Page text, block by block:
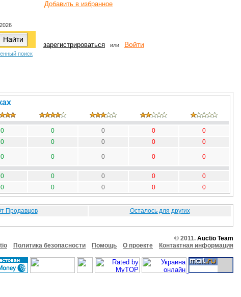
поиск
Добавить в избранное
зарегистрироваться или Войти
0 0 0 0
0
0 0 0 0
0
0 0 0 0 0
0 0 0 0
0
0 0 0 0 0
Продавцов Осталось для других
© 2011. Auctio Team
Политика безопасности Помощь О проекте Контактная информация